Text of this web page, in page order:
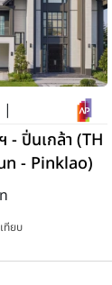
|
- ปิ่นเกล้า (TH
- Pinklao)
ทียบ